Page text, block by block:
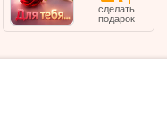
сделать
подарок